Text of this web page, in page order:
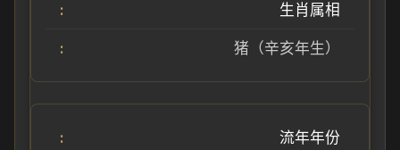
生肖属相
猪（辛亥年生）
流年年份